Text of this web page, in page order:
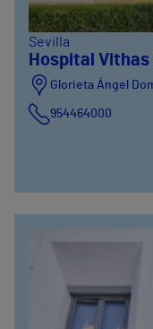
Sevilla
Hospital Vithas
Glorieta Ángel
954464000